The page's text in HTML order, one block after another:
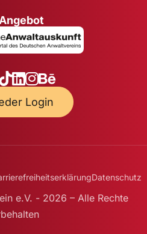
Login
Datenschutz
e.V. - 2026 – Alle Rechte